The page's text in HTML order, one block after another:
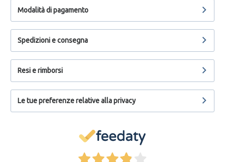
Modalità di pagamento
Spedizioni e consegna
Resi e rimborsi
Le tue preferenze relative alla privacy